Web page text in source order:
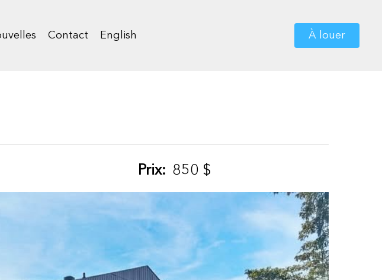
Contact English À louer
Prix: 850 $